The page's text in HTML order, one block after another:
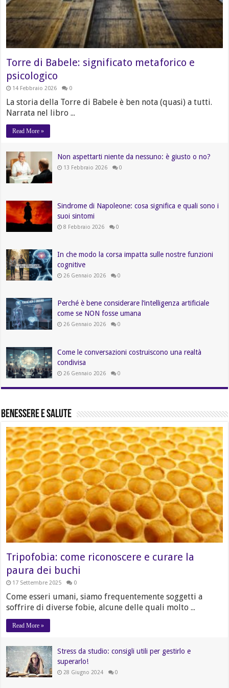
Torre di Babele: significato metaforico e
psicologico
14 Febbraio 2026 0
La storia della Torre di Babele è ben nota (quasi) a tutti.
Narrata nel libro ...
Read More »
Non aspettarti niente da nessuno: è giusto o no?
13 Febbraio 2026 0
Sindrome di Napoleone: cosa significa e quali sono i
suoi sintomi
8 Febbraio 2026 0
In che modo la corsa impatta sulle nostre funzioni
cognitive
26 Gennaio 2026 0
Perché è bene considerare l’intelligenza artificiale
come se NON fosse umana
26 Gennaio 2026 0
Come le conversazioni costruiscono una realtà
condivisa
26 Gennaio 2026 0
Benessere e Salute
Tripofobia: come riconoscere e curare la
paura dei buchi
17 Settembre 2025 0
Come esseri umani, siamo frequentemente soggetti a
soffrire di diverse fobie, alcune delle quali molto ...
Read More »
Stress da studio: consigli utili per gestirlo e
superarlo!
28 Giugno 2024 0